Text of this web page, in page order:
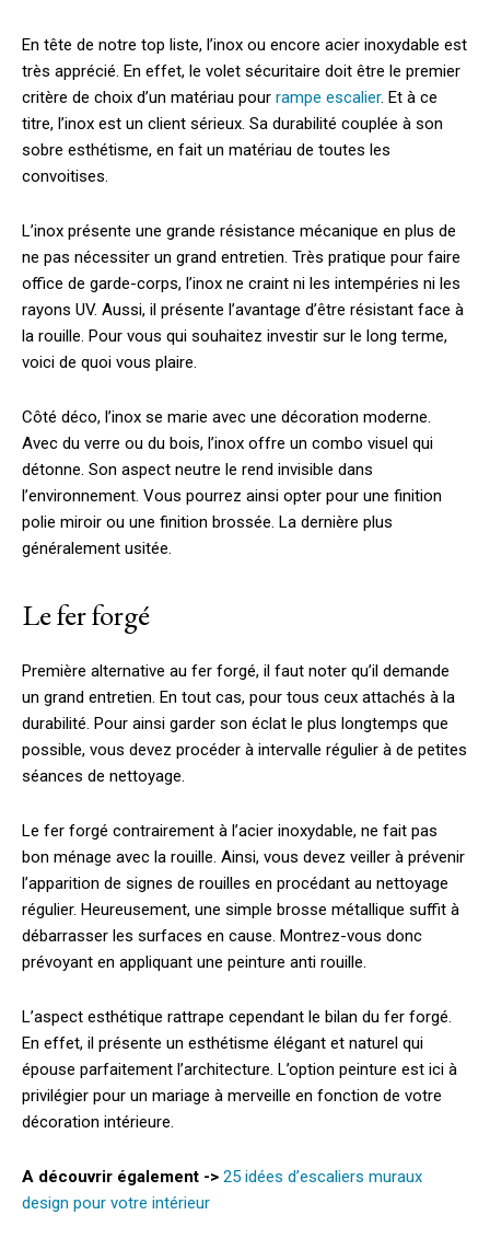
En tête de notre top liste, l’inox ou encore acier inoxydable est
très apprécié. En effet, le volet sécuritaire doit être le premier
critère de choix d’un matériau pour rampe escalier. Et à ce
titre, l’inox est un client sérieux. Sa durabilité couplée à son
sobre esthétisme, en fait un matériau de toutes les
convoitises.
L’inox présente une grande résistance mécanique en plus de
ne pas nécessiter un grand entretien. Très pratique pour faire
office de garde-corps, l’inox ne craint ni les intempéries ni les
rayons UV. Aussi, il présente l’avantage d’être résistant face à
la rouille. Pour vous qui souhaitez investir sur le long terme,
voici de quoi vous plaire.
Côté déco, l’inox se marie avec une décoration moderne.
Avec du verre ou du bois, l’inox offre un combo visuel qui
détonne. Son aspect neutre le rend invisible dans
l’environnement. Vous pourrez ainsi opter pour une finition
polie miroir ou une finition brossée. La dernière plus
généralement usitée.
Le fer forgé
Première alternative au fer forgé, il faut noter qu’il demande
un grand entretien. En tout cas, pour tous ceux attachés à la
durabilité. Pour ainsi garder son éclat le plus longtemps que
possible, vous devez procéder à intervalle régulier à de petites
séances de nettoyage.
Le fer forgé contrairement à l’acier inoxydable, ne fait pas
bon ménage avec la rouille. Ainsi, vous devez veiller à prévenir
l’apparition de signes de rouilles en procédant au nettoyage
régulier. Heureusement, une simple brosse métallique suffit à
débarrasser les surfaces en cause. Montrez-vous donc
prévoyant en appliquant une peinture anti rouille.
L’aspect esthétique rattrape cependant le bilan du fer forgé.
En effet, il présente un esthétisme élégant et naturel qui
épouse parfaitement l’architecture. L’option peinture est ici à
privilégier pour un mariage à merveille en fonction de votre
décoration intérieure.
A découvrir également -> 25 idées d’escaliers muraux
design pour votre intérieur